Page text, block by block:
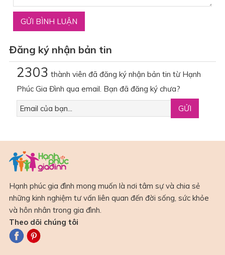
Đăng ký nhận bản tin
2303 thành viên đã đăng ký nhận bản tin từ Hạnh
Phúc Gia Đình qua email. Bạn đã đăng ký chưa?
Hạnh phúc gia đình mong muốn là nơi tâm sự và chia sẻ
những kinh nghiệm tư vấn liên quan đến đời sống, sức khỏe
và hôn nhân trong gia đình.
Theo dõi chúng tôi